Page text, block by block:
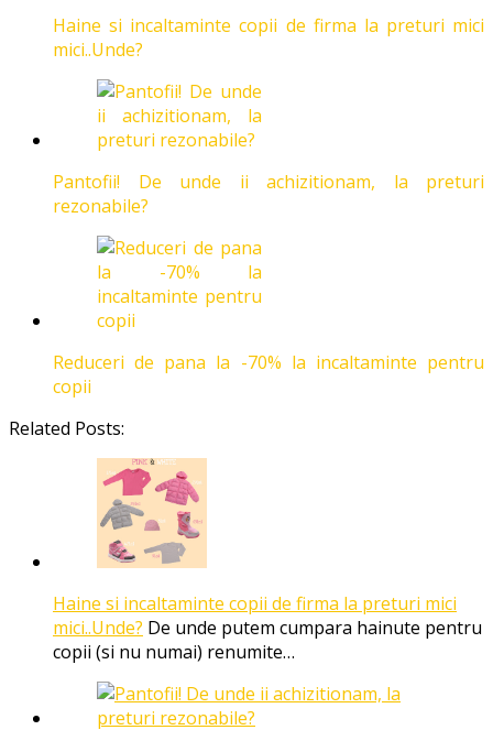
Haine si incaltaminte copii de firma la preturi mici
mici..Unde?
Pantofii! De unde ii achizitionam, la preturi
rezonabile?
Reduceri de pana la -70% la incaltaminte pentru
copii
Related Posts:
Haine si incaltaminte copii de firma la preturi mici
mici..Unde? De unde putem cumpara hainute pentru
copii (si nu numai) renumite…